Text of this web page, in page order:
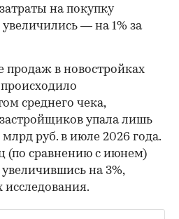
на покупку
— на 1% за
продаж в новостройках
среднего чека,
упала лишь
млрд руб. в июле 2026 года.
(по сравнению с июнем)
на 3%,
исследования.